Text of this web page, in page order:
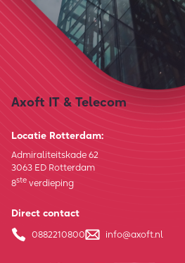
Axoft IT & Telecom
Locatie Rotterdam:
Admiraliteitskade 62
3063 ED Rotterdam
8ste verdieping
Direct contact
0882210800 info@axoft.nl